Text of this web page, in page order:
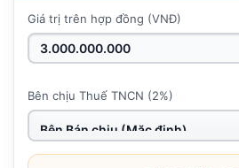
Giá trị trên hợp đồng (VNĐ)
Bên chịu Thuế TNCN (2%)